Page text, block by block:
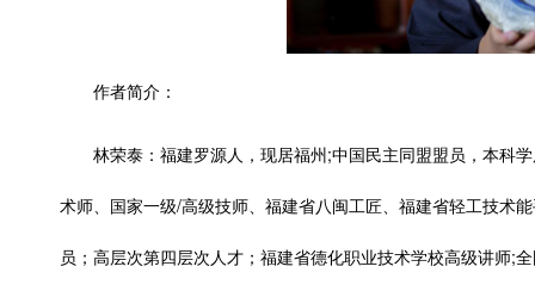
作者简介：
林荣泰：福建罗源人，现居福州;中国民主同盟盟员，本科
术师、国家一级/高级技师、福建省八闽工匠、福建省轻工技术
员；高层次第四层次人才；福建省德化职业技术学校高级讲师;